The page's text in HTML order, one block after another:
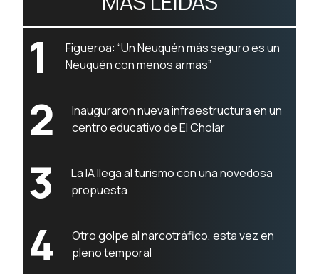
1
Figueroa: “Un Neuquén más seguro es un
Neuquén con menos armas”
2
Inauguraron nueva infraestructura en un
centro educativo de El Cholar
3
La IA llega al turismo con una novedosa
propuesta
4
Otro golpe al narcotráfico, esta vez en
pleno temporal